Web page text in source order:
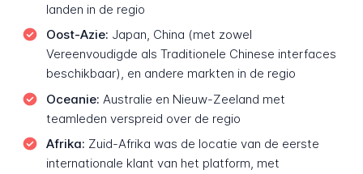
landen in de regio
Oost-Azie: Japan, China (met zowel
Vereenvoudigde als Traditionele Chinese interfaces
beschikbaar), en andere markten in de regio
Oceanie: Australie en Nieuw-Zeeland met
teamleden verspreid over de regio
Afrika: Zuid-Afrika was de locatie van de eerste
internationale klant van het platform, met